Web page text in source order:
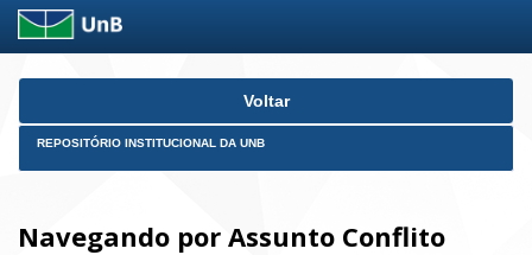
Skip
Voltar
REPOSITÓRIO INSTITUCIONAL DA UNB
Navegando por Assunto Conflito